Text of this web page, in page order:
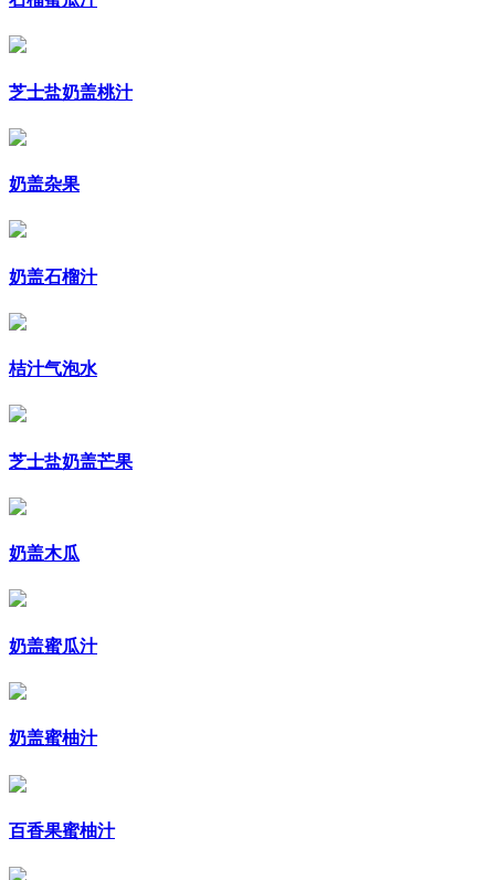
芝士盐奶盖桃汁
奶盖杂果
奶盖石榴汁
桔汁气泡水
芝士盐奶盖芒果
奶盖木瓜
奶盖蜜瓜汁
奶盖蜜柚汁
百香果蜜柚汁